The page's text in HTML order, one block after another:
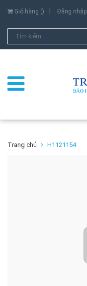
Giỏ hàng () Đăng nhập
Trang chủ H1121154